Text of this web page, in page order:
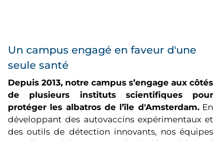
Un campus engagé en faveur d'une
seule santé
Depuis 2013, notre campus s’engage aux côtés
de plusieurs instituts scientifiques pour
protéger les albatros de l’île d'Amsterdam.En
développant des autovaccins expérimentaux et
des outils de détection innovants, nos équipes